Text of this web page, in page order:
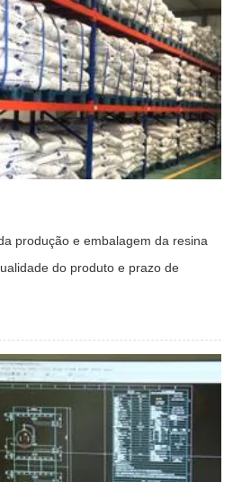
produção e embalagem da resina
do produto e prazo de